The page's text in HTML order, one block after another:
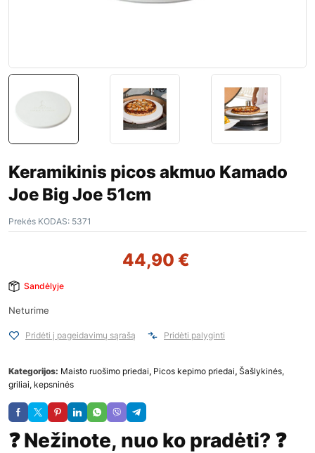
Keramikinis picos akmuo Kamado
Joe Big Joe 51cm
Prekės KODAS: 5371
44,90 €
Sandėlyje
Neturime
Pridėti į pageidavimų sąrašą Pridėti palyginti
Kategorijos: Maisto ruošimo priedai, Picos kepimo priedai, Šašlykinės,
griliai, kepsninės
❓ Nežinote, nuo ko pradėti? ❓